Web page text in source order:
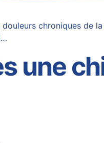
chroniques de
une